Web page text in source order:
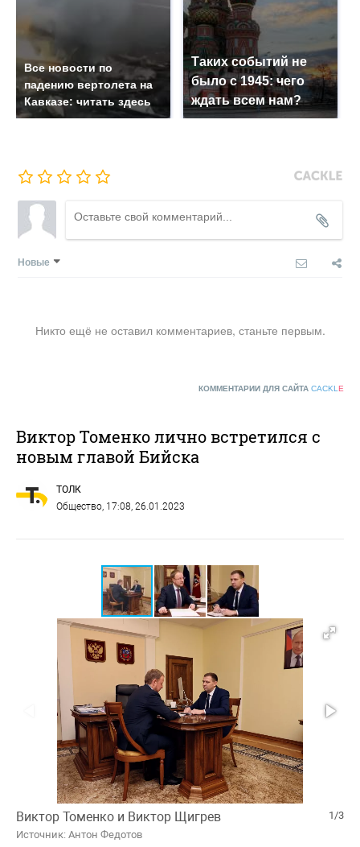
Все новости по
падению вертолета на
Кавказе: читать здесь
Таких событий не
было с 1945: чего
ждать всем нам?
Новые
Никто ещё не оставил комментариев, станьте первым.
КОММЕНТАРИИ ДЛЯ САЙТА CACKL E
Виктор Томенко лично встретился с
новым главой Бийска
ТОЛК
Общество, 17:08, 26.01.2023
1/3
Виктор Томенко и Виктор Щигрев
Источник: Антон Федотов